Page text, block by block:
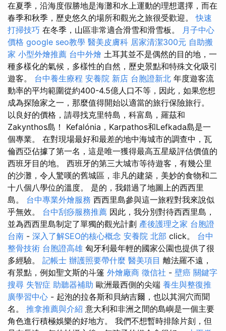
在夏季，沿海度假勝地是海灘和水上運動的理想選擇，而在
春季和秋季，歷史悠久的場所和觀光之旅很受歡迎。快速
打掃技巧 在冬季，山區非常適合滑雪和滑雪板。 月子中心
價格 google seo教學 醫美皮膚科 居家清潔300元 自助搬
家 小型外燴推薦 台中外燴 土耳其並不是偶然的目的地，一
種多樣化的氣候，多樣性的自然，歷史景點和特殊文化吸引
遊客。 台中養生療程 安養院 新店 台胞證新北 年度遊客流
動率的平均範圍從約400-4.5億人口不等，因此，如果您想
成為探險家之一，那麼值得開始以適當的旅行保險旅行。
以良好的價格，請尋找克里特島，科富島，羅茲和
Zakynthos島！ Kefalónia，Karpathos和Lefkada島是一
個專業。 在對現場最好和最差的地中海城市的調查中，瓦
倫西亞佔據了第一名，這是唯一獲得最高五星級評估價值的
西班牙目的地。 西班牙的第三大城市等待遊客，有幾公里
的沙灘，令人驚嘆的舊城區，非凡的建築，美妙的食物和二
十八個八學位的溫度。 是的，我錯過了地圖上的西西里
島。 台中專業外燴服務 西西里島參與這一旅程對我來說似
乎無效。 台中刮痧服務推薦 因此，我分別對待西西里島，
並為西西里島制定了單獨的觀光計劃 產後護理之家 台胞證
台南 - 深入了解SEO的核心概念 安養院 北部 click。 台中
整骨技術 台胞證高雄 匈牙利最年輕的國家公園也提供了很
多經驗。 記帳士 辦護照要帶什麼 醫美項目 離法羅不遠，
有景點，例如聖文斯的斗篷 外燴廠商 徵信社 - 壁癌 關鍵字
搜尋 失智症 助聽器補助 歐洲最西側的尖端 養生與整復推
廣學習中心 - 起泡的拉各斯和貝納吉爾，也以其洞穴而聞
名。 推拿推薦與介紹 意大利和非洲之間的島嶼是一個主要
角色進行積極娛樂的好地方。 我們不想暫時排除片刻，但